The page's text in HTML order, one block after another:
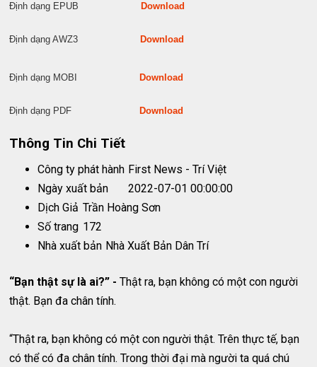
Định dạng EPUB Download
Định dạng AWZ3 Download
Định dạng MOBI Download
Định dạng PDF Download
Thông Tin Chi Tiết
Công ty phát hành First News - Trí Việt
Ngày xuất bản
2022-07-01 00:00:00
Dịch Giả Trần Hoàng Sơn
Số trang 172
Nhà xuất bản Nhà Xuất Bản Dân Trí
“Bạn thật sự là ai?” - Thật ra, bạn không có một con người
thật. Bạn đa chân tính.
“Thật ra, bạn không có một con người thật. Trên thực tế, bạn
có thể có đa chân tính. Trong thời đại mà người ta quá chú